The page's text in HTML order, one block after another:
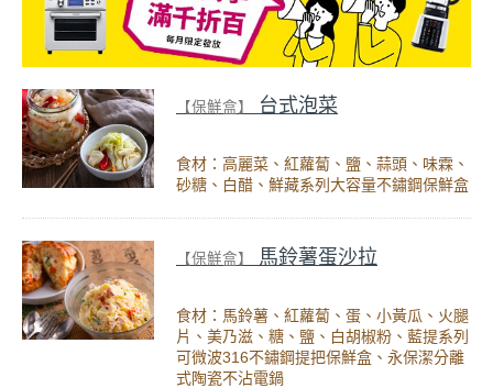
【保鮮盒】 台式泡菜
食材：高麗菜、紅蘿蔔、鹽、蒜頭、味霖、
砂糖、白醋、鮮藏系列大容量不鏽鋼保鮮盒
【保鮮盒】 馬鈴薯蛋沙拉
食材：馬鈴薯、紅蘿蔔、蛋、小黃瓜、火腿
片、美乃滋、糖、鹽、白胡椒粉、藍提系列
可微波316不鏽鋼提把保鮮盒、永保潔分離
式陶瓷不沾電鍋